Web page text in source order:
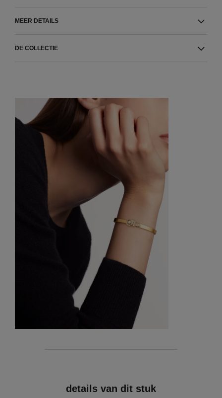
MEER DETAILS
DE COLLECTIE
details van dit stuk